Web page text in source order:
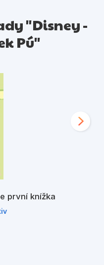
"Disney -
Pú"
první knížka